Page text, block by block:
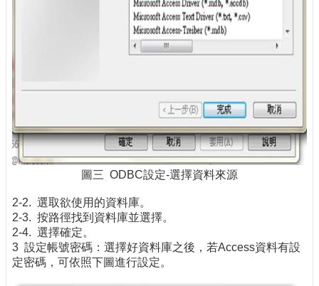
圖三 ODBC設定-選擇資料來源
2-2. 選取欲使用的資料庫。
2-3. 按路徑找到資料庫並選擇。
2-4. 選擇確定。
3 設定帳號密碼：選擇好資料庫之後，若Access資料有設
定密碼，可依照下圖進行設定。